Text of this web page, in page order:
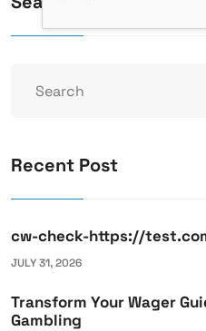
Recent Post
cw-check-https://
JULY 31, 2026
Transform Your Wager
Gambling